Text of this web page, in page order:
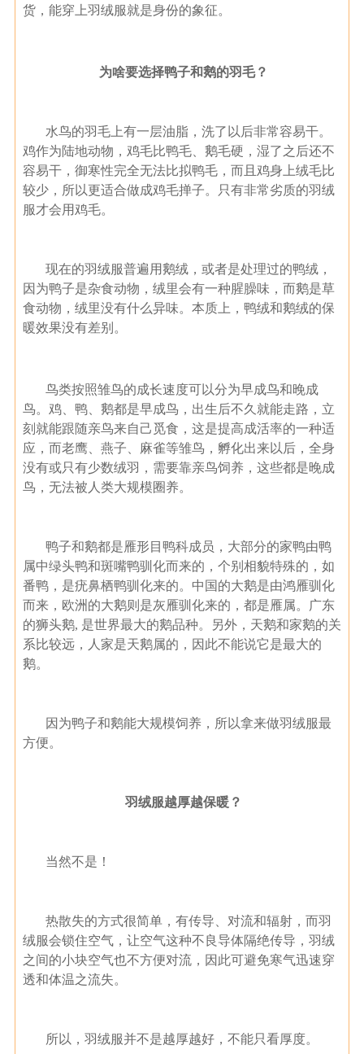
货，能穿上羽绒服就是身份的象征。
为啥要选择鸭子和鹅的羽毛？
水鸟的羽毛上有一层油脂，洗了以后非常容易干。
鸡作为陆地动物，鸡毛比鸭毛、鹅毛硬，湿了之后还不
容易干，御寒性完全无法比拟鸭毛，而且鸡身上绒毛比
较少，所以更适合做成鸡毛掸子。只有非常劣质的羽绒
服才会用鸡毛。
现在的羽绒服普遍用鹅绒，或者是处理过的鸭绒，
因为鸭子是杂食动物，绒里会有一种腥臊味，而鹅是草
食动物，绒里没有什么异味。本质上，鸭绒和鹅绒的保
暖效果没有差别。
鸟类按照雏鸟的成长速度可以分为早成鸟和晚成
鸟。鸡、鸭、鹅都是早成鸟，出生后不久就能走路，立
刻就能跟随亲鸟来自己觅食，这是提高成活率的一种适
应，而老鹰、燕子、麻雀等雏鸟，孵化出来以后，全身
没有或只有少数绒羽，需要靠亲鸟饲养，这些都是晚成
鸟，无法被人类大规模圈养。
鸭子和鹅都是雁形目鸭科成员，大部分的家鸭由鸭
属中绿头鸭和斑嘴鸭驯化而来的，个别相貌特殊的，如
番鸭，是疣鼻栖鸭驯化来的。中国的大鹅是由鸿雁驯化
而来，欧洲的大鹅则是灰雁驯化来的，都是雁属。广东
的狮头鹅, 是世界最大的鹅品种。另外，天鹅和家鹅的关
系比较远，人家是天鹅属的，因此不能说它是最大的
鹅。
因为鸭子和鹅能大规模饲养，所以拿来做羽绒服最
方便。
羽绒服越厚越保暖？
当然不是！
热散失的方式很简单，有传导、对流和辐射，而羽
绒服会锁住空气，让空气这种不良导体隔绝传导，羽绒
之间的小块空气也不方便对流，因此可避免寒气迅速穿
透和体温之流失。
所以，羽绒服并不是越厚越好，不能只看厚度。